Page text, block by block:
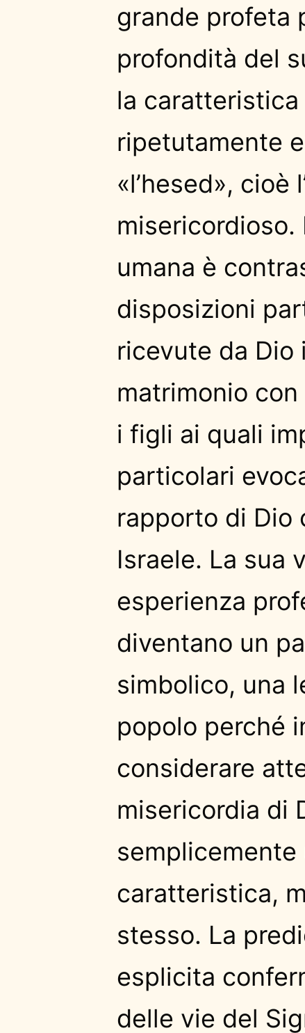
grande profeta
profondità del
la
ripetutamente
«l’hesed», cioè
misericordioso.
umana è
disposizioni
ricevute da Dio
matrimonio
i figli ai quali
particolari
rapporto di Dio
Israele. La sua
esperienza
diventano un
simbolico, una
popolo perché
considerare
misericordia di
semplicemente
caratteristica,
stesso. La
esplicita
delle vie del